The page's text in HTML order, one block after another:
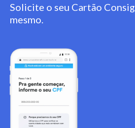
Solicite o seu Cartão
mesmo.